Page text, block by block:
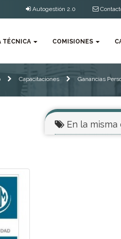
Autogestión 2.0
TÉCNICA COMISIONES
Capacitaciones Ganancias
En la misma